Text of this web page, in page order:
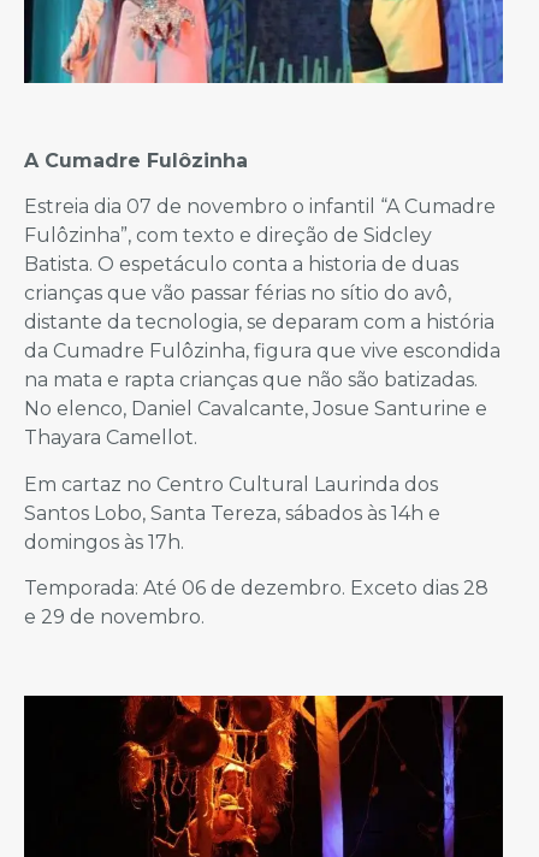
A Cumadre Fulôzinha
Estreia dia 07 de novembro o infantil “A Cumadre
Fulôzinha”, com texto e direção de Sidcley
Batista. O espetáculo conta a historia de duas
crianças que vão passar férias no sítio do avô,
distante da tecnologia, se deparam com a história
da Cumadre Fulôzinha, figura que vive escondida
na mata e rapta crianças que não são batizadas.
No elenco, Daniel Cavalcante, Josue Santurine e
Thayara Camellot.
Em cartaz no Centro Cultural Laurinda dos
Santos Lobo, Santa Tereza, sábados às 14h e
domingos às 17h.
Temporada: Até 06 de dezembro. Exceto dias 28
e 29 de novembro.